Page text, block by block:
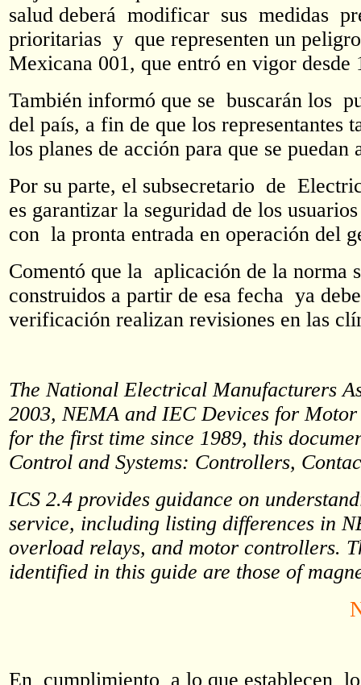
salud deberá modificar sus medidas
prioritarias y que representen un
Mexicana 001, que entró en vigor desde
También informó que se buscarán los
del país, a fin de que los
los planes de acción para que se puedan
Por su parte, el subsecretario de
es garantizar la seguridad de los
con la pronta entrada en operación del
Comentó que la aplicación de la
construidos a partir de esa fecha ya
verificación realizan revisiones en las
The National Electrical Manufacturers
2003, NEMA and IEC Devices for
for the first time since 1989, this
Control and Systems: Controllers,
ICS 2.4 provides guidance on
service, including listing differences in
overload relays, and motor controllers.
identified in this guide are those of
En cumplimiento a lo que establecen